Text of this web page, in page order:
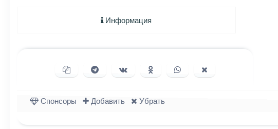
Информация
Копировать ссылкуПоделиться в Telegram
Поделиться ВКонтакте
Поделиться в Одноклассниках
Поделиться в WhatsApp
Спонсоры Добавить Убрать